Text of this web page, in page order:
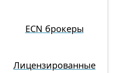
ECN брокеры
Лицензированные